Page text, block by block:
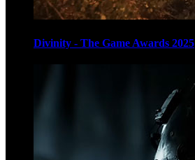
Divinity - The Game Awards 2025